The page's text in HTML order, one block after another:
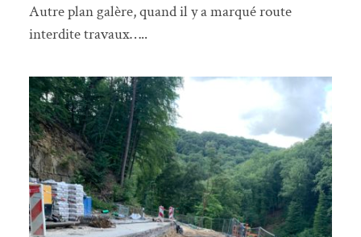
Autre plan galère, quand il y a marqué route
interdite travaux…..